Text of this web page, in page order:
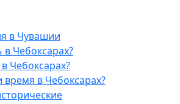
в Чувашии
в Чебоксарах?
Чебоксарах?
время в Чебоксарах?